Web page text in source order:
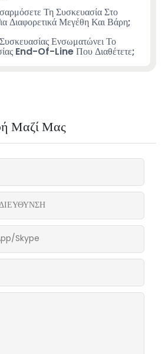
Τη Συσκευασία Στο
Διαφορετικά Μεγέθη Και Βάρη;
Ενσωματώνει Το
End-Of-Line Που Διαθέτετε;
Μαζί Μας
Skype